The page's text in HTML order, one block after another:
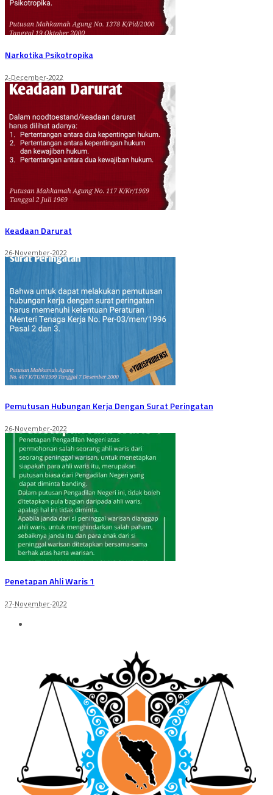
Narkotika Psikotropika
2-December-2022
Keadaan Darurat
26-November-2022
Pemutusan Hubungan Kerja Dengan Surat Peringatan
26-November-2022
Penetapan Ahli Waris 1
27-November-2022